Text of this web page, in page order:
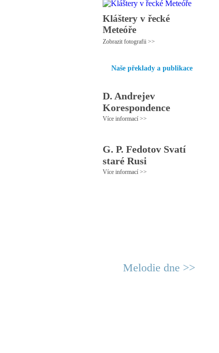
Kláštery v řecké
Meteóře
Zobrazit fotografii >>
Naše překlady a publikace
D. Andrejev
Korespondence
Více informací >>
G. P. Fedotov Svatí
staré Rusi
Více informací >>
Melodie dne >>